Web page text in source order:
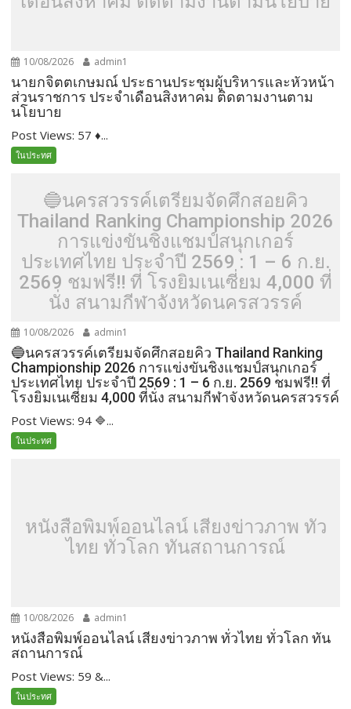
10/08/2026 admin1
นายกจิตตเกษมณ์ ประธานประชุมผู้บริหารและหัวหน้า
ส่วนราชการ ประจำเดือนสิงหาคม ติดตามงานตาม
นโยบาย
Post Views: 57 ♦...
ในประทศ
🔵นครสวรรค์เตรียมจัดศึกสอยคิว
Thailand Ranking Championship 2026
การแข่งขันชิงแชมป์สนุกเกอร์
ประเทศไทย ประจำปี 2569 : 1 – 6 ก.ย.
2569 ชมฟรี‼ ที่ โรงยิมเนเซี่ยม 4,000 ที่
นั่ง สนามกีฬาจังหวัดนครสวรรค์
10/08/2026 admin1
🔵นครสวรรค์เตรียมจัดศึกสอยคิว Thailand Ranking
Championship 2026 การแข่งขันชิงแชมป์สนุกเกอร์
ประเทศไทย ประจำปี 2569 : 1 – 6 ก.ย. 2569 ชมฟรี‼ ที่
โรงยิมเนเซี่ยม 4,000 ที่นั่ง สนามกีฬาจังหวัดนครสวรรค์
Post Views: 94 🔷...
ในประทศ
หนังสือพิมพ์ออนไลน์ เสียงข่าวภาพ ทั่ว
ไทย ทั่วโลก ทันสถานการณ์
10/08/2026 admin1
หนังสือพิมพ์ออนไลน์ เสียงข่าวภาพ ทั่วไทย ทั่วโลก ทัน
สถานการณ์
Post Views: 59 &...
ในประทศ